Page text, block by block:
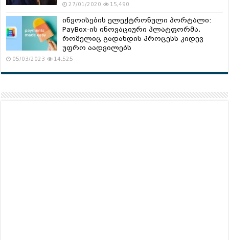
27/01/2020 15,490
ინვოისების ელექტრონული პორტალი:
PayBox-ის ინოვაციური პლატფორმა,
რომელიც გადახდის პროცესს კიდევ
უფრო აადვილებს
05/03/2023 14,525